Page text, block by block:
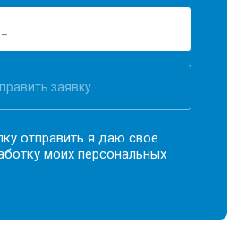
заявку
отправить я даю свое
моихперсональных